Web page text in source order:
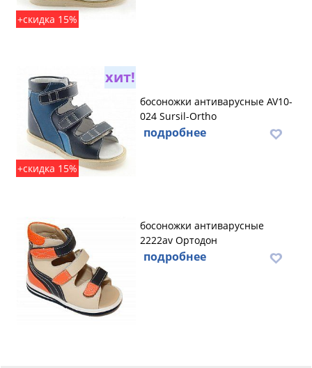
+скидка 15%
хит!
+скидка 15%
босоножки антиварусные AV10-
024 Sursil-Ortho
подробнее
босоножки антиварусные
2222av Ортодон
подробнее